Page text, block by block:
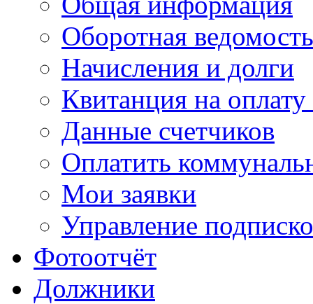
Оборотная ведомость
Начисления и долги
Квитанция на
Данные счетчиков
Оплатить
Мои заявки
Управление
Фотоотчёт
Должники